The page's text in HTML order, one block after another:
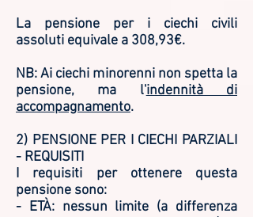
La pensione per i ciechi civili
assoluti equivale a 308,93€.
NB: Ai ciechi minorenni non spetta la
pensione, ma l'indennità di
accompagnamento.
2) PENSIONE PER I CIECHI PARZIALI
- REQUISITI
I requisiti per ottenere questa
pensione sono:
- ETÀ: nessun limite (a differenza